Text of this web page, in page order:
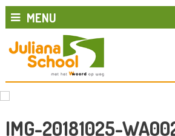
MENU
IMG-20181025-